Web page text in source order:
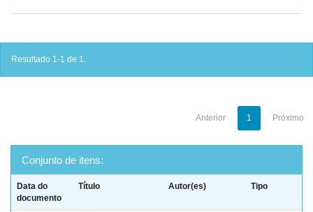
Resultado 1-1 de 1.
Anterior 1 Próximo
Conjunto de itens:
Data do
documento
Título Autor(es) Tipo